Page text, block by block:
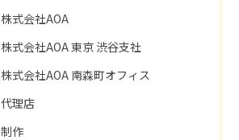
株式会社AOA
株式会社AOA 東京 渋谷支社
株式会社AOA 南森町オフィス
代理店
制作